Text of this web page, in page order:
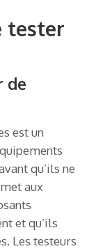
tester
de
est un
qu’ils ne
aux
et qu’ils
Les testeurs